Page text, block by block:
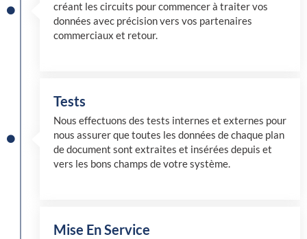
créant les circuits pour commencer à traiter vos
données avec précision vers vos partenaires
commerciaux et retour.
Tests
Nous effectuons des tests internes et externes pour
nous assurer que toutes les données de chaque plan
de document sont extraites et insérées depuis et
vers les bons champs de votre système.
Mise En Service